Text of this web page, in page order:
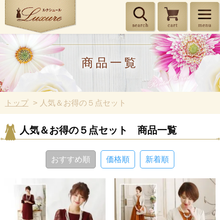
商品一覧
トップ 人気＆お得の５点セット
人気＆お得の５点セット 商品一覧
おすすめ順 価格順 新着順